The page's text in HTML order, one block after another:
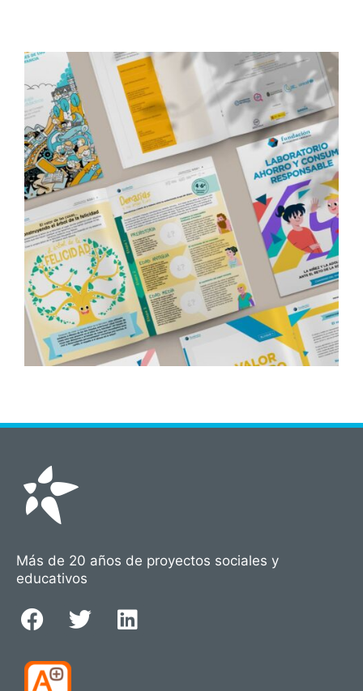
Más de 20 años de proyectos sociales y
educativos